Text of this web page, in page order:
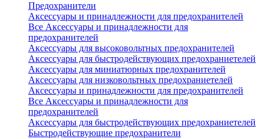
Предохранители
Аксессуары и принадлежности для предохранителей
Все Аксессуары и принадлежности для
предохранителей
Аксессуары для высоковольтных предохранителей
Аксессуары для быстродействующих предохраниетелей
Аксессуары для миниатюрных предохранителей
Аксессуары для низковольтных предохраниетелей
Аксессуары и принадлежности для предохранителей
Все Аксессуары и принадлежности для
предохранителей
Аксессуары для быстродействующих предохраниетелей
Быстродействующие предохранители